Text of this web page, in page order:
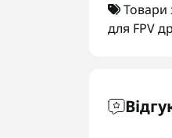
Товари
для FPV